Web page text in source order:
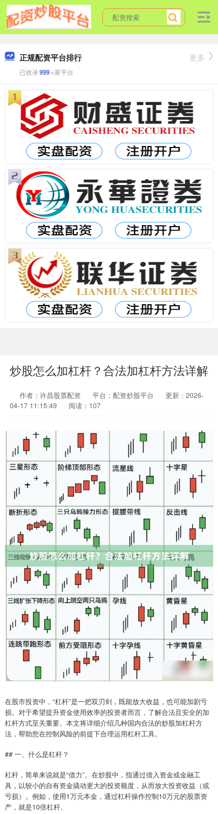
正规配资平台排行
已收录999+家平台
更多
炒股怎么加杠杆？合法加杠杆方法详解
作者：许昌股票配资 平台：配资炒股平台
更新：2026-
04-17 11:15:49
阅读：107
在股市投资中，“杠杆”是一把双刃剑，既能放大收益，也可能加剧亏
损。对于希望提升资金使用效率的投资者而言，了解合法且安全的加
杠杆方式至关重要。本文将详细介绍几种国内合法的炒股加杠杆方
法，帮助您在控制风险的前提下合理运用杠杆工具。
## 一、什么是杠杆？
杠杆，简单来说就是“借力”。在炒股中，指通过借入资金或金融工
具，以较小的自有资金撬动更大的投资额度，从而放大投资收益（或
亏损）。例如，使用1万元本金，通过杠杆操作控制10万元的股票资
产，就是10倍杠杆。